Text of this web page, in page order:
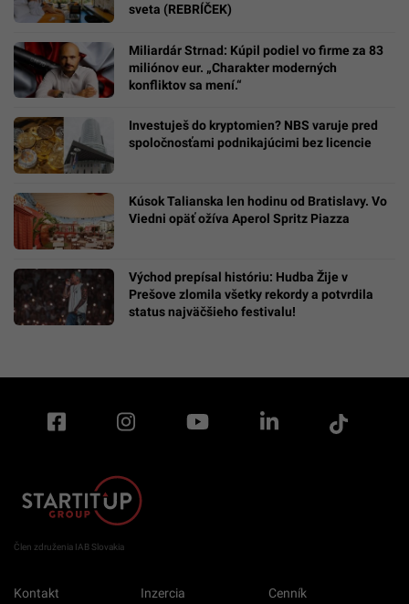
sveta (REBRÍČEK)
Miliardár Strnad: Kúpil podiel vo firme za 83
miliónov eur. „Charakter moderných
konfliktov sa mení.“
Investuješ do kryptomien? NBS varuje pred
spoločnosťami podnikajúcimi bez licencie
Kúsok Talianska len hodinu od Bratislavy. Vo
Viedni opäť ožíva Aperol Spritz Piazza
Východ prepísal históriu: Hudba Žije v
Prešove zlomila všetky rekordy a potvrdila
status najväčšieho festivalu!
Člen združenia IAB Slovakia
Kontakt Inzercia Cenník